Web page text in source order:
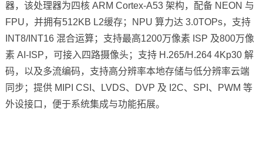
器，该处理器为四核 ARM Cortex-A53 架构，配备 NEON 与
FPU，并拥有512KB L2缓存；NPU 算力达 3.0TOPs，支持
INT8/INT16 混合运算；支持最高1200万像素 ISP 及800万像
素 AI-ISP，可接入四路摄像头；支持 H.265/H.264 4Kp30 解
码，以及多流编码，支持高分辨率本地存储与低分辨率云端
同步；提供 MIPI CSI、LVDS、DVP 及 I2C、 SPI 、PWM 等
外设接口，便于系统集成与功能拓展。